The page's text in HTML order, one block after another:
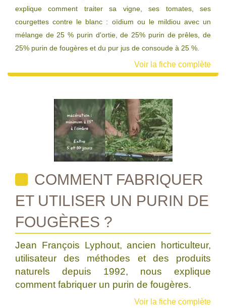
explique comment traiter sa vigne, ses tomates, ses
courgettes contre le blanc : oïdium ou le mildiou avec un
mélange de 25 % purin d'ortie, de 25% purin de prêles, de
25% purin de fougères et du pur jus de consoude à 25 %.
Voir la fiche complète
COMMENT FABRIQUER
ET UTILISER UN PURIN DE
FOUGÈRES ?
Jean François Lyphout, ancien horticulteur,
utilisateur des méthodes et des produits
naturels depuis 1992, nous explique
comment fabriquer un purin de fougères.
Voir la fiche complète